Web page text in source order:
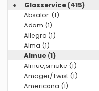
+
Glasservice (415)
Absalon (1)
Adam (1)
Allegro (1)
Alma (1)
Almue (1)
Almue,smoke (1)
Amager/Twist (1)
Americana (1)